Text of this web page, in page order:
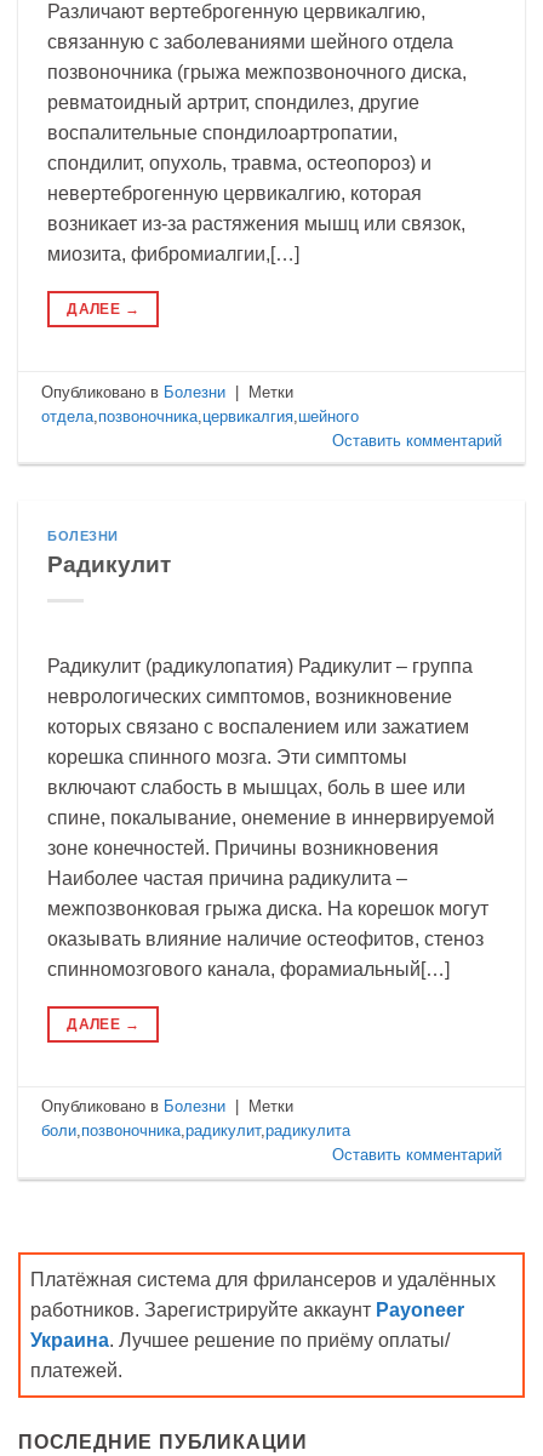
Различают вертеброгенную цервикалгию,
связанную с заболеваниями шейного отдела
позвоночника (грыжа межпозвоночного диска,
ревматоидный артрит, спондилез, другие
воспалительные спондилоартропатии,
спондилит, опухоль, травма, остеопороз) и
невертеброгенную цервикалгию, которая
возникает из-за растяжения мышц или связок,
миозита, фибромиалгии,[…]
ДАЛЕЕ →
Опубликовано в Болезни | Метки
отдела позвоночника цервикалгия шейного
Оставить комментарий
БОЛЕЗНИ
Радикулит
Радикулит (радикулопатия) Радикулит – группа
неврологических симптомов, возникновение
которых связано с воспалением или зажатием
корешка спинного мозга. Эти симптомы
включают слабость в мышцах, боль в шее или
спине, покалывание, онемение в иннервируемой
зоне конечностей. Причины возникновения
Наиболее частая причина радикулита –
межпозвонковая грыжа диска. На корешок могут
оказывать влияние наличие остеофитов, стеноз
спинномозгового канала, форамиальный[…]
ДАЛЕЕ →
Опубликовано в Болезни
Метки
боли,позвоночника,радикулит,радикулита
Оставить комментарий
Платёжная система для фрилансеров и удалённых
работников. Зарегистрируйте аккаунт Payoneer
Украина. Лучшее решение по приёму оплаты/
платежей.
ПОСЛЕДНИЕ ПУБЛИКАЦИИ